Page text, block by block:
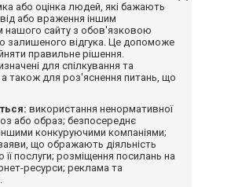
або оцінка людей, які бажають
або враження іншим
нашого сайту з обов'язковою
залишеного відгука. Це допоможе
правильне рішення.
для спілкування та
також для роз'яснення питань, що
використання ненормативної
або образ; безпосереднє
конкуруючими компаніями;
що ображають діяльність
її послуги; розміщення посилань на
ресурси; реклама та